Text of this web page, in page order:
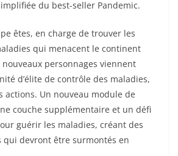
du best-seller Pandemic.
êtes, en charge de trouver les
qui menacent le continent
personnages viennent
d’élite de contrôle des maladies,
actions. Un nouveau module de
couche supplémentaire et un défi
guérir les maladies, créant des
qui devront être surmontés en